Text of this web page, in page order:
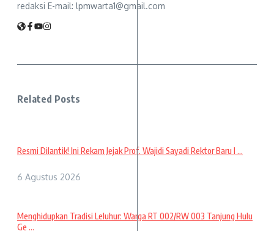
redaksi E-mail: lpmwarta1@gmail.com
Related Posts
Resmi Dilantik! Ini Rekam Jejak Prof. Wajidi Sayadi Rektor Baru I ...
6 Agustus 2026
Menghidupkan Tradisi Leluhur: Warga RT 002/RW 003 Tanjung Hulu
Ge ...